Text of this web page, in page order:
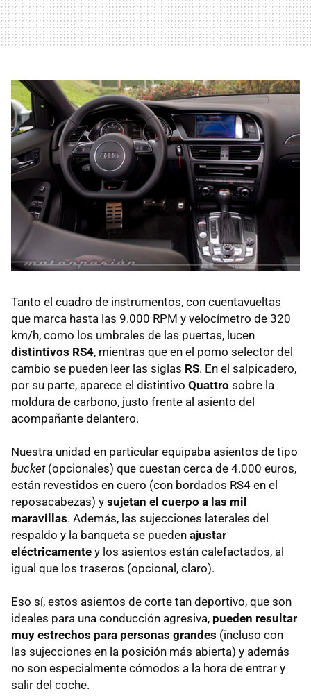
Tanto el cuadro de instrumentos, con cuentavueltas
que marca hasta las 9.000 RPM y velocímetro de 320
km/h, como los umbrales de las puertas, lucen
distintivos RS4, mientras que en el pomo selector del
cambio se pueden leer las siglas RS. En el salpicadero,
por su parte, aparece el distintivo Quattro sobre la
moldura de carbono, justo frente al asiento del
acompañante delantero.
Nuestra unidad en particular equipaba asientos de tipo
bucket(opcionales) que cuestan cerca de 4.000 euros,
están revestidos en cuero (con bordados RS4 en el
reposacabezas) y sujetan el cuerpo a las mil
maravillas. Además, las sujecciones laterales del
respaldo y la banqueta se pueden ajustar
eléctricamente y los asientos están calefactados, al
igual que los traseros (opcional, claro).
Eso sí, estos asientos de corte tan deportivo, que son
ideales para una conducción agresiva, pueden resultar
muy estrechos para personas grandes (incluso con
las sujecciones en la posición más abierta) y además
no son especialmente cómodos a la hora de entrar y
salir del coche.